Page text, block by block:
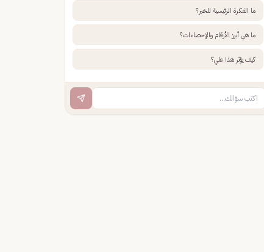
ما الفكرة الرئيسية للخبر؟
ما هي أبرز الأرقام والإحصاءات؟
كيف يؤثر هذا علي؟